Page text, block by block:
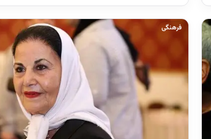
فرهنگی